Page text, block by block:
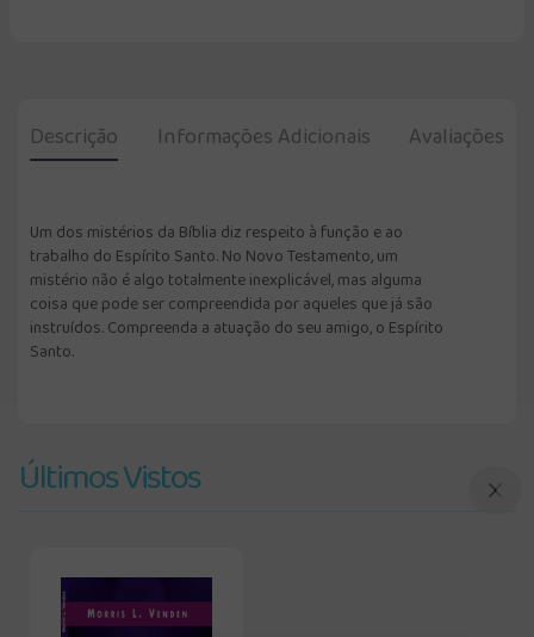
Descrição Informações Adicionais Avaliações
Um dos mistérios da Bíblia diz respeito à função e ao
trabalho do Espírito Santo. No Novo Testamento, um
mistério não é algo totalmente inexplicável, mas alguma
coisa que pode ser compreendida por aqueles que já são
instruídos. Compreenda a atuação do seu amigo, o Espírito
Santo.
Últimos Vistos